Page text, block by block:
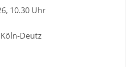
10.30 Uhr
Deutz